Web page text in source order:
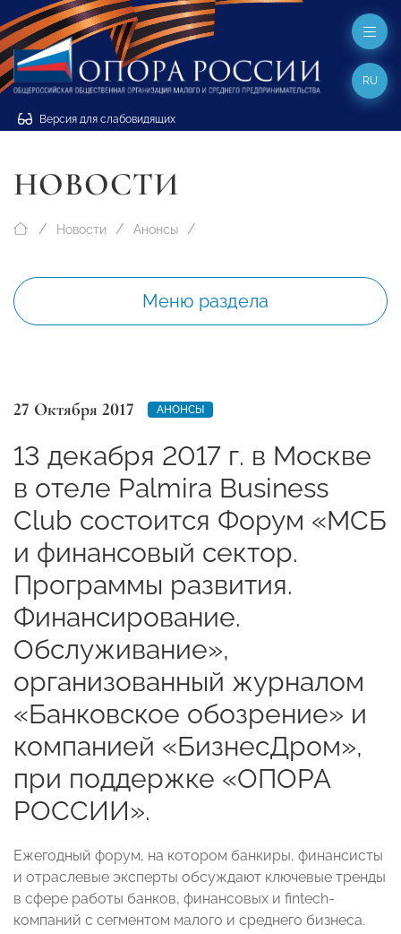
Версия для слабовидящих
RU
НОВОСТИ
Новости Анонсы
Меню раздела
27 Октября 2017 АНОНСЫ
13 декабря 2017 г. в Москве
в отеле Palmira Business
Club состоится Форум «МСБ
и финансовый сектор.
Программы развития.
Финансирование.
Обслуживание»,
организованный журналом
«Банковское обозрение» и
компанией «БизнесДром»,
при поддержке «ОПОРА
РОССИИ».
Ежегодный форум, на котором банкиры, финансисты
и отраслевые эксперты обсуждают ключевые тренды
в сфере работы банков, финансовых и fintech-
компаний c сегментом малого и среднего бизнеса.